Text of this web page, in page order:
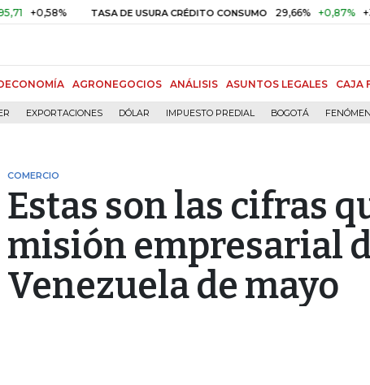
TASA DE USURA CRÉDITO CONSUMO 29,66% +0,87% +3,02%
AGRONEGOCIOS ANÁLISIS ASUNTOS LEGALES CAJA
EXPORTACIONES DÓLAR IMPUESTO PREDIAL BOGOTÁ
COMERCIO
Estas son las cifras
misión empresarial
Venezuela de mayo